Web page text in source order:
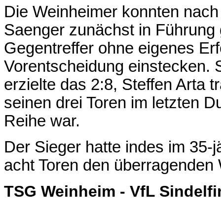
Die Weinheimer konnten
Saenger zunächst in
Gegentreffer ohne eigenes
Vorentscheidung einstecken.
erzielte das 2:8, Steffen Arta
seinen drei Toren im letzten
Reihe war.
Der Sieger hatte indes im
acht Toren den
TSG Weinheim - VfL